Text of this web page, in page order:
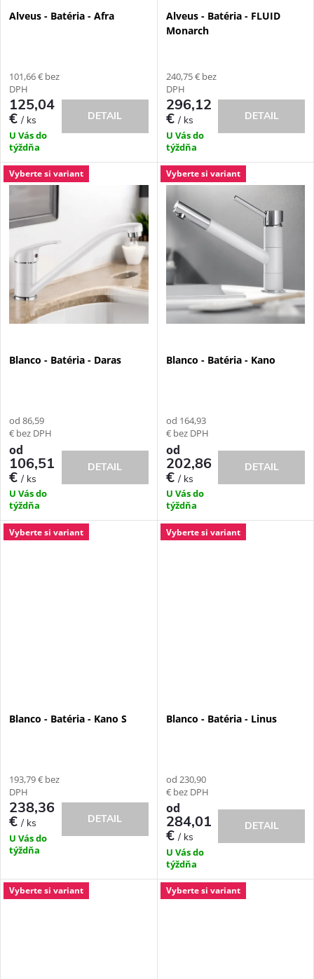
p
o
d
u
k
t
o
v
p
o
d
u
k
t
o
v
Alveus - Batéria - Afra
101,66 € bez
DPH
125,04
€/ ks
U Vás do
týždňa
DETAIL
Alveus - Batéria - FLUID
Monarch
240,75 € bez
DPH
296,12
€/ ks
U Vás do
týždňa
DETAIL
Vyberte si variant
Blanco - Batéria - Daras
od 86,59
€ bez DPH
od
106,51
€/ ks
U Vás do
týždňa
DETAIL
Vyberte si variant
Blanco - Batéria - Kano
od 164,93
€ bez DPH
od
202,86
€/ ks
U Vás do
týždňa
DETAIL
Vyberte si variant
Blanco - Batéria - Kano S
193,79 € bez
DPH
238,36
€/ ks
U Vás do
týždňa
DETAIL
Vyberte si variant
Blanco - Batéria - Linus
od 230,90
€ bez DPH
od
284,01
€/ ks
U Vás do
týždňa
DETAIL
Vyberte si variant Vyberte si variant